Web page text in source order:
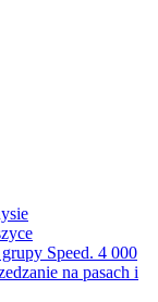
Speed. 4 000
na pasach i